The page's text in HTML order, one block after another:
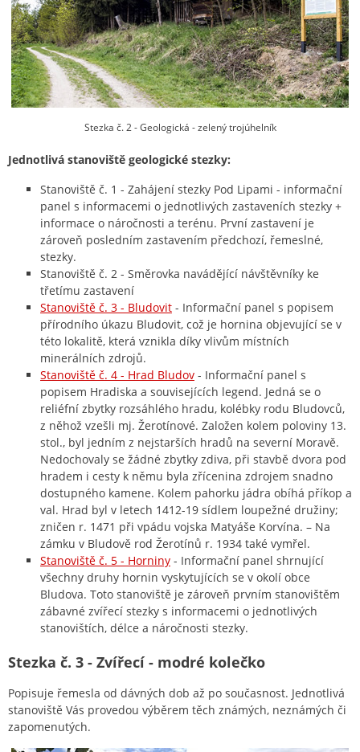
Stezka č. 2 - Geologická - zelený trojúhelník
Jednotlivá stanoviště geologické stezky:
Stanoviště č. 1 - Zahájení stezky Pod Lipami - informační
panel s informacemi o jednotlivých zastaveních stezky +
informace o náročnosti a terénu. První zastavení je
zároveň posledním zastavením předchozí, řemeslné,
stezky.
Stanoviště č. 2 - Směrovka navádějící návštěvníky ke
třetímu zastavení
Stanoviště č. 3 - Bludovit - Informační panel s popisem
přírodního úkazu Bludovit, což je hornina objevující se v
této lokalitě, která vznikla díky vlivům místních
minerálních zdrojů.
Stanoviště č. 4 - Hrad Bludov - Informační panel s
popisem Hradiska a souvisejících legend. Jedná se o
reliéfní zbytky rozsáhlého hradu, kolébky rodu Bludovců,
z něhož vzešli mj. Žerotínové. Založen kolem poloviny 13.
stol., byl jedním z nejstarších hradů na severní Moravě.
Nedochovaly se žádné zbytky zdiva, při stavbě dvora pod
hradem i cesty k němu byla zřícenina zdrojem snadno
dostupného kamene. Kolem pahorku jádra obíhá příkop a
val. Hrad byl v letech 1412-19 sídlem loupežné družiny;
zničen r. 1471 při vpádu vojska Matyáše Korvína. – Na
zámku v Bludově rod Žerotínů r. 1934 také vymřel.
Stanoviště č. 5 - Horniny - Informační panel shrnující
všechny druhy hornin vyskytujících se v okolí obce
Bludova. Toto stanoviště je zároveň prvním stanovištěm
zábavné zvířecí stezky s informacemi o jednotlivých
stanovištích, délce a náročnosti stezky.
Stezka č. 3 - Zvířecí - modré kolečko
Popisuje řemesla od dávných dob až po současnost. Jednotlivá
stanoviště Vás provedou výběrem těch známých, neznámých či
zapomenutých.